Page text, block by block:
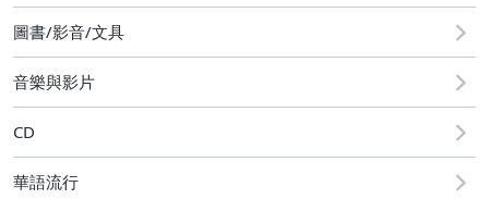
成人專區
偶像、球員卡與郵幣
男性精品與服飾
圖書/影音/文具
音樂與影片
CD
華語流行